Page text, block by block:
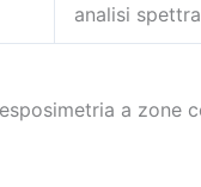
analisi
a